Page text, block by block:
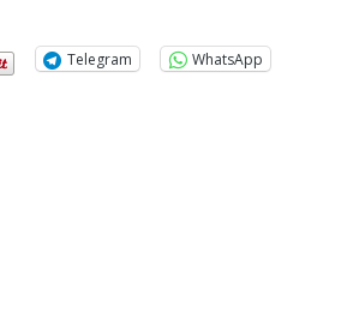
Telegram WhatsApp